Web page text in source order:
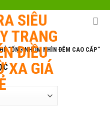
“ỐNG NHÒM NHÌN ĐÊM CAO CẤP”